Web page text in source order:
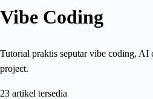
Vibe Coding
Tutorial praktis seputar vibe coding, AI
project.
23 artikel tersedia